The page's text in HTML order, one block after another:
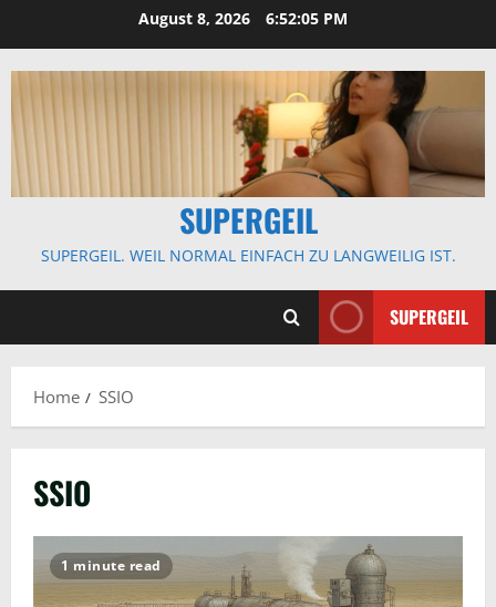
content
August 8, 2026 6:52:06 PM
SUPERGEIL
SUPERGEIL. WEIL NORMAL EINFACH ZU LANGWEILIG IST.
SUPERGEIL
Home SSIO
SSIO
1 minute read